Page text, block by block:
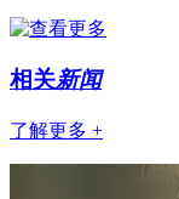
相关新闻
了解更多 +